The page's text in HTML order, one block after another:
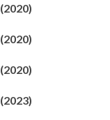
(2020)
(2020)
(2020)
(2023)